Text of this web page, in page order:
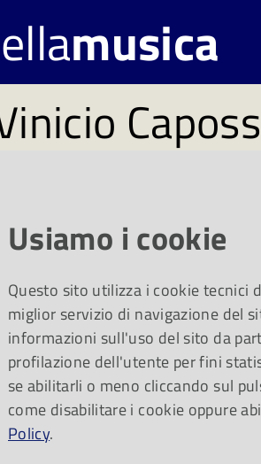
musica
Gemme del
Festival2020
Con loro i Post
si aggiungono a
Margherita
Usiamo i cookie
Questo sito utilizza i cookie tecnici
miglior servizio di navigazione del
informazioni sull'uso del sito da
profilazione dell'utente per fini
se abilitarli o meno cliccando sul
come disabilitare i cookie oppure
Policy.